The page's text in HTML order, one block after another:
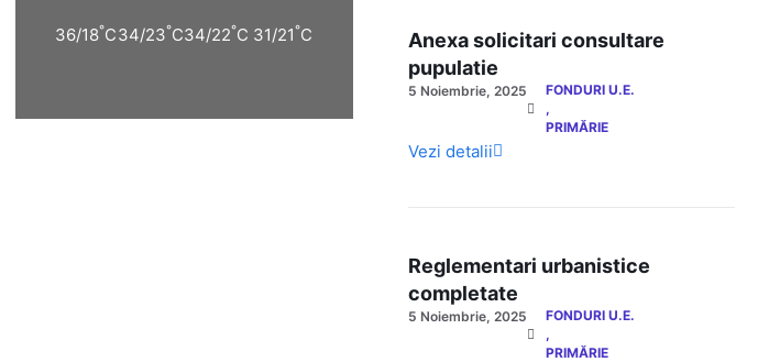
36/18°C34/23°C34/22°C 31/21°C
Anexa solicitari consultare
pupulatie
5 Noiembrie, 2025
FONDURI U.E.
,
PRIMĂRIE
Vezi detalii
Reglementari urbanistice
completate
5 Noiembrie, 2025
FONDURI U.E.
,
PRIMĂRIE